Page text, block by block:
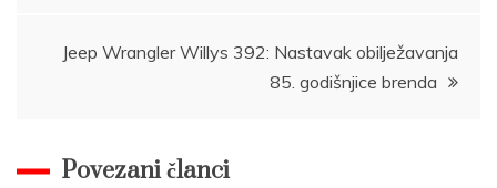
Jeep Wrangler Willys 392: Nastavak obilježavanja
85. godišnjice brenda
Povezani članci